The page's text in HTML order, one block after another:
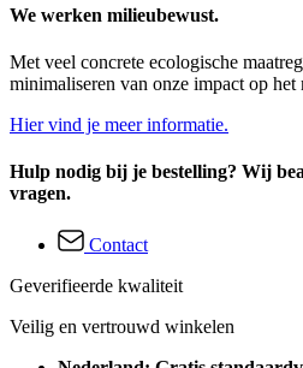
We werken milieubewust.
Met veel concrete ecologische
minimaliseren van onze impact op
Hier vind je meer informatie.
Hulp nodig bij je bestelling? Wij
vragen.
Contact
Geverifieerde kwaliteit
Veilig en vertrouwd winkelen